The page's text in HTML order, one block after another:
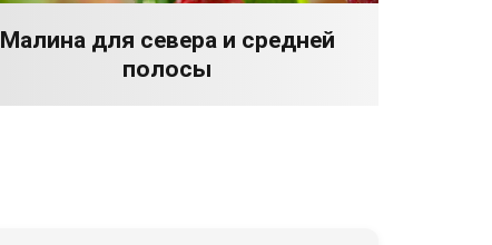
Малина для севера и средней
полосы